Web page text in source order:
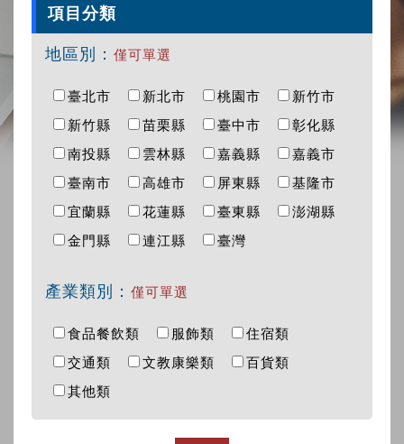
項目分類
地區別： 僅可單選
臺北市 新北市 桃園市
新竹市
新竹縣
苗栗縣 臺中市
彰化縣
南投縣
雲林縣 嘉義縣
嘉義市
臺南市
高雄市 屏東縣
基隆市
宜蘭縣
花蓮縣 臺東縣
澎湖縣
金門縣
連江縣 臺灣
產業類別： 僅可單選
食品餐飲類 服飾類
住宿類
交通類
文教康樂類
百貨類
其他類